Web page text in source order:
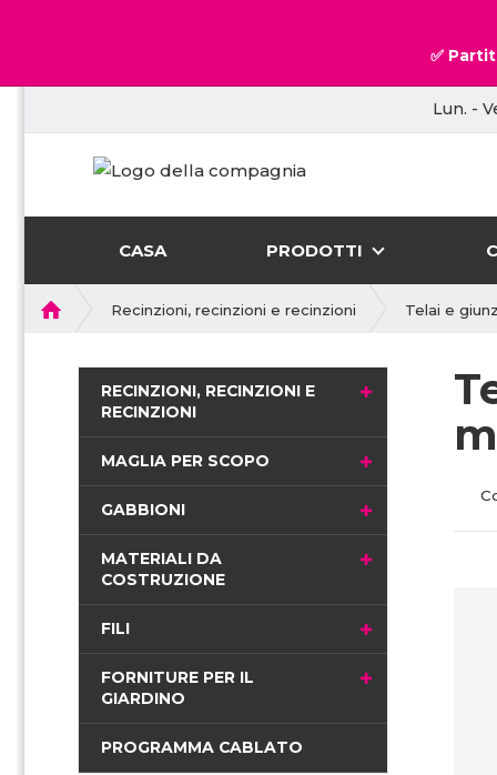
✅
Lun. -
CASA PRODOTTI
Recinzioni, recinzioni e recinzioni Telai e
RECINZIONI, RECINZIONI E
RECINZIONI
MAGLIA PER SCOPO
GABBIONI
MATERIALI DA
COSTRUZIONE
FILI
FORNITURE PER IL
GIARDINO
PROGRAMMA CABLATO